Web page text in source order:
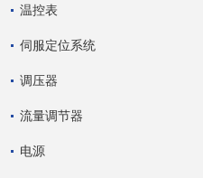
温控表
伺服定位系统
调压器
流量调节器
电源